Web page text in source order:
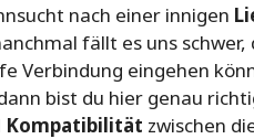
nach einer innigen
fällt es uns
Verbindung eingehen
bist du hier genau
Kompatibilität zwischen